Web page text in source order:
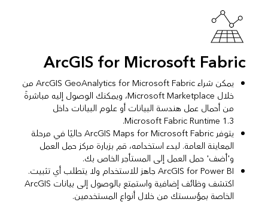
ArcGIS for Microsoft Fabric
يمكن شراء ArcGIS GeoAnalytics for Microsoft Fabric من
خلال Microsoft Marketplace، ويمكنك الوصول إليه مباشرةً
من أحمال عمل هندسة البيانات أو علوم البيانات داخل
Microsoft Fabric Runtime 1.3.
يتوفر ArcGIS Maps for Microsoft Fabric حاليًا في مرحلة
المعاينة العامة. لبدء استخدامه، قم بزيارة مركز حمل العمل
و'أضف' حمل العمل إلى المستأجر الخاص بك.
ArcGIS for Power BI جاهز للاستخدام ولا يتطلب أي تثبيت.
اكتشف وظائف إضافية واستمتع بالوصول إلى بيانات ArcGIS
الخاصة بمؤسستك من خلال أنواع المستخدمين.